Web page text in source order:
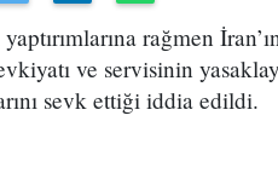
rağmen
ve servisinin
sevk ettiği iddia edildi.